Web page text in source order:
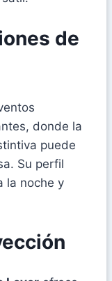
de
donde la
puede
Su perfil
la noche y